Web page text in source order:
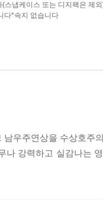
냅케이스 또는 디지팩은 제
다*속지 없습니다
우주연상을 수상호주
강력하고 실감나는